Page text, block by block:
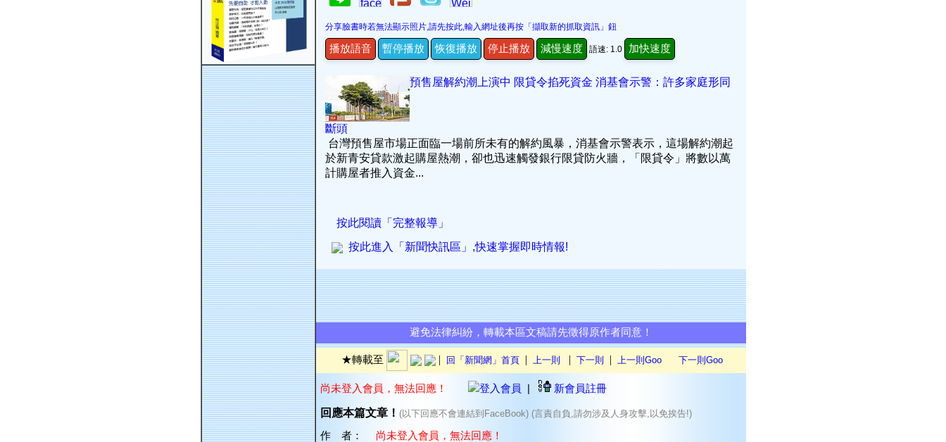
分享臉書時若無法顯示照片,請先按此,輸入網址後再按「擷取新的抓取資訊」鈕
播放語音 暫停播放 恢復播放 停止播放 減慢速度 語速: 1.0 加快速度
預售屋解約潮上演中 限貸令掐死資金 消基會示警：許多家庭形同
斷頭
台灣預售屋市場正面臨一場前所未有的解約風暴，消基會示警表示，這場解約潮起
於新青安貸款激起購屋熱潮，卻也迅速觸發銀行限貸防火牆，「限貸令」將數以萬
計購屋者推入資金...
按此閱讀「完整報導」
按此進入「新聞快訊區」,快速掌握即時情報!
避免法律糾紛，轉載本區文稿請先徵得原作者同意！
★轉載至 | 回「新聞網」首頁 | 上一則 | 下一則 | 上一則Goo 下一則Goo
尚未登入會員，無法回應！ 登入會員 | 新會員註冊
回應本篇文章！ (以下回應不會連結到FaceBook) (言責自負,請勿涉及人身攻擊,以免挨告!)
作 者：
尚未登入會員，無法回應！